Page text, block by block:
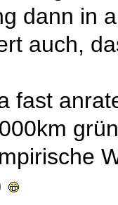
dann in
auch,
fast